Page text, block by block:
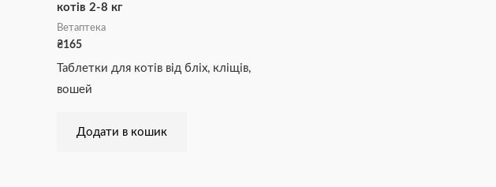
котів 2-8 кг
Ветаптека
₴165
Таблетки для котів від бліх, кліщів,
вошей
Додати в кошик